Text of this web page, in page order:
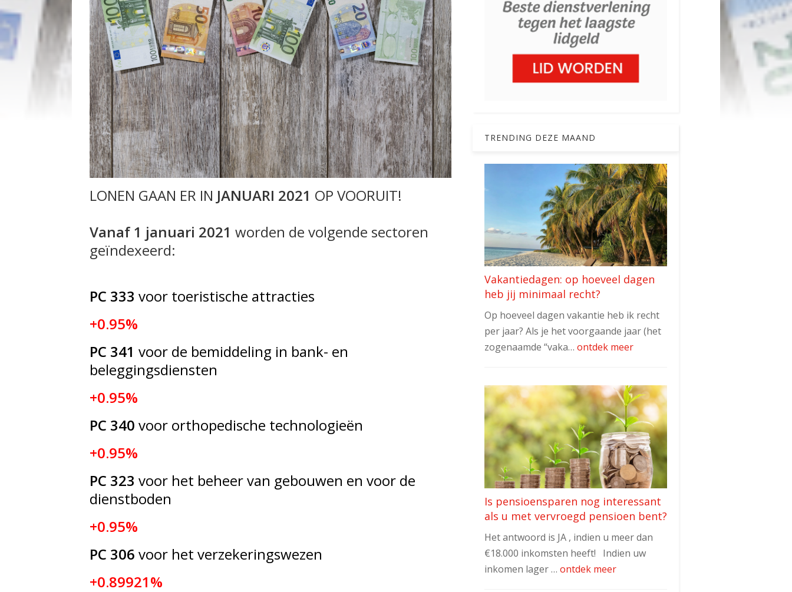
LONEN GAAN ER IN JANUARI 2021 OP VOORUIT!
Vanaf 1 januari 2021 worden de volgende sectoren
geïndexeerd:
PC 333 voor toeristische attracties
+0.95%
PC 341 voor de bemiddeling in bank- en
beleggingsdiensten
+0.95%
PC 340 voor orthopedische technologieën
+0.95%
PC 323 voor het beheer van gebouwen en voor de
dienstboden
+0.95%
PC 306 voor het verzekeringswezen
+0.89921%
TRENDING DEZE MAAND
Vakantiedagen: op hoeveel dagen
heb jij minimaal recht?
Op hoeveel dagen vakantie heb ik recht
per jaar? Als je het voorgaande jaar (het
zogenaamde “vaka… ontdek meer
Is pensioensparen nog interessant
als u met vervroegd pensioen bent?
Het antwoord is JA , indien u meer dan
€18.000 inkomsten heeft! Indien uw
inkomen lager … ontdek meer